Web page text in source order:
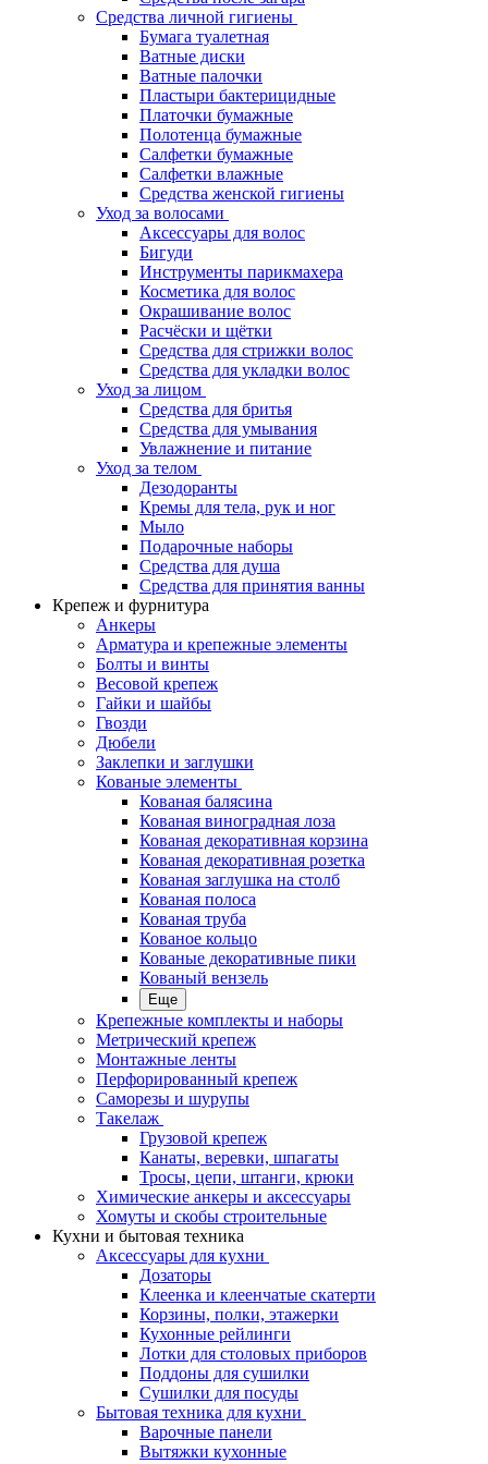
Средства личной гигиены
Бумага туалетная
Ватные диски
Ватные палочки
Пластыри бактерицидные
Платочки бумажные
Полотенца бумажные
Салфетки бумажные
Салфетки влажные
Средства женской гигиены
Уход за волосами
Аксессуары для волос
Бигуди
Инструменты парикмахера
Косметика для волос
Окрашивание волос
Расчёски и щётки
Средства для стрижки волос
Средства для укладки волос
Уход за лицом
Средства для бритья
Средства для умывания
Увлажнение и питание
Уход за телом
Дезодоранты
Кремы для тела, рук и ног
Мыло
Подарочные наборы
Средства для душа
Средства для принятия ванны
Крепеж и фурнитура
Анкеры
Арматура и крепежные элементы
Болты и винты
Весовой крепеж
Гайки и шайбы
Гвозди
Дюбели
Заклепки и заглушки
Кованые элементы
Кованая балясина
Кованая виноградная лоза
Кованая декоративная корзина
Кованая декоративная розетка
Кованая заглушка на столб
Кованая полоса
Кованая труба
Кованое кольцо
Кованые декоративные пики
Кованый вензель
Еще
Крепежные комплекты и наборы
Метрический крепеж
Монтажные ленты
Перфорированный крепеж
Саморезы и шурупы
Такелаж
Грузовой крепеж
Канаты, веревки, шпагаты
Тросы, цепи, штанги, крюки
Химические анкеры и аксессуары
Хомуты и скобы строительные
Кухни и бытовая техника
Аксессуары для кухни
Дозаторы
Клеенка и клеенчатые скатерти
Корзины, полки, этажерки
Кухонные рейлинги
Лотки для столовых приборов
Поддоны для сушилки
Сушилки для посуды
Бытовая техника для кухни
Варочные панели
Вытяжки кухонные